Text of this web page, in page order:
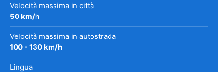
Velocità massima in città
50 km/h
Velocità massima in autostrada
100 - 130 km/h
Lingua